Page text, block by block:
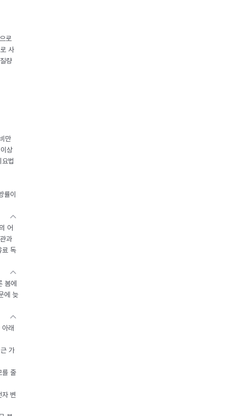
로
사
량
만
상
법
률이
어
과
료 독
봄에
에 늦
래
가
를 줄
변